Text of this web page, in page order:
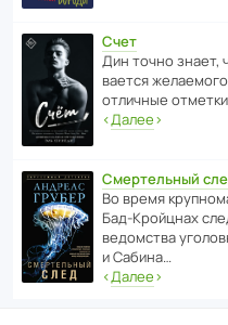
Счет
Дин точно знает,
ва­ется
отли­чные
‹Далее›
Смертельный
Во время
Бад‑Крой­цнах
ведомства
и Сабина…
‹Далее›